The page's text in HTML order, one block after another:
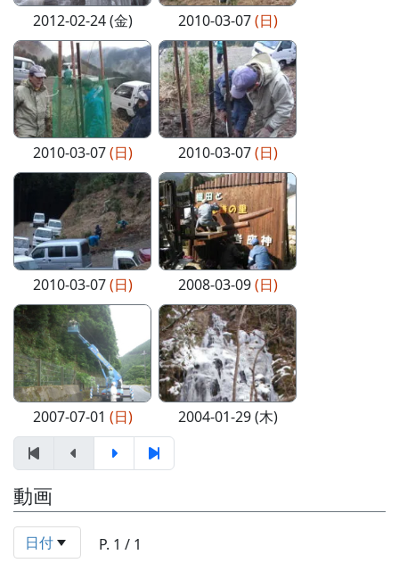
2012-02-24 (金) 2010-03-07(日)
2010-03-07(日) 2010-03-07(日)
2010-03-07(日) 2008-03-09(日)
2007-07-01 (日) 2004-01-29 (木)
動画
日付 P. 1 / 1